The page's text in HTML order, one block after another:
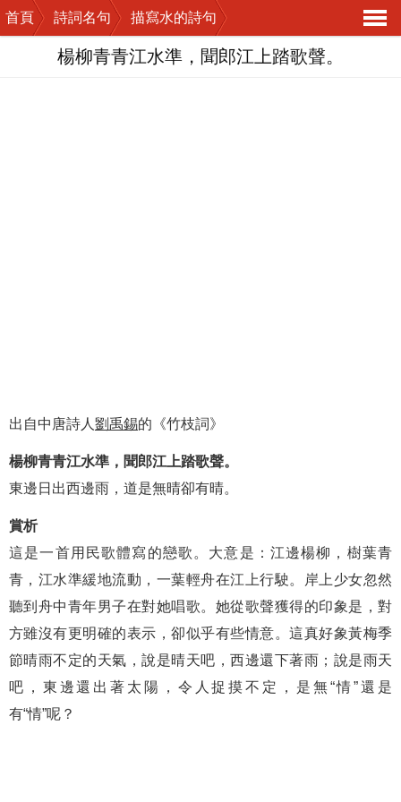
首頁 詩詞名句
描寫水的詩句
導
楊柳青青江水準，聞郎江上踏歌聲。
出自中唐詩人 劉禹錫的《竹枝詞》
楊柳青青江水準，聞郎江上踏歌聲。
東邊日出西邊雨，道是無晴卻有晴。
賞析
這是一首用民歌體寫的戀歌。大意是：江邊楊柳，樹葉青
青，江水準緩地流動，一葉輕舟在江上行駛。岸上少女忽然
聽到舟中青年男子在對她唱歌。她從歌聲獲得的印象是，對
方雖沒有更明確的表示，卻似乎有些情意。這真好象黃梅季
節晴雨不定的天氣，說是晴天吧，西邊還下著雨；說是雨天
吧，東邊還出著太陽，令人捉摸不定，是無“情”還是
有“情”呢？